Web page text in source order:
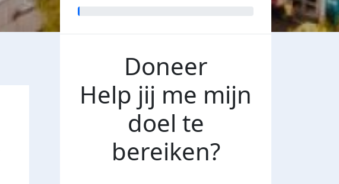
Doneer
Help jij me mijn
doel te
bereiken?